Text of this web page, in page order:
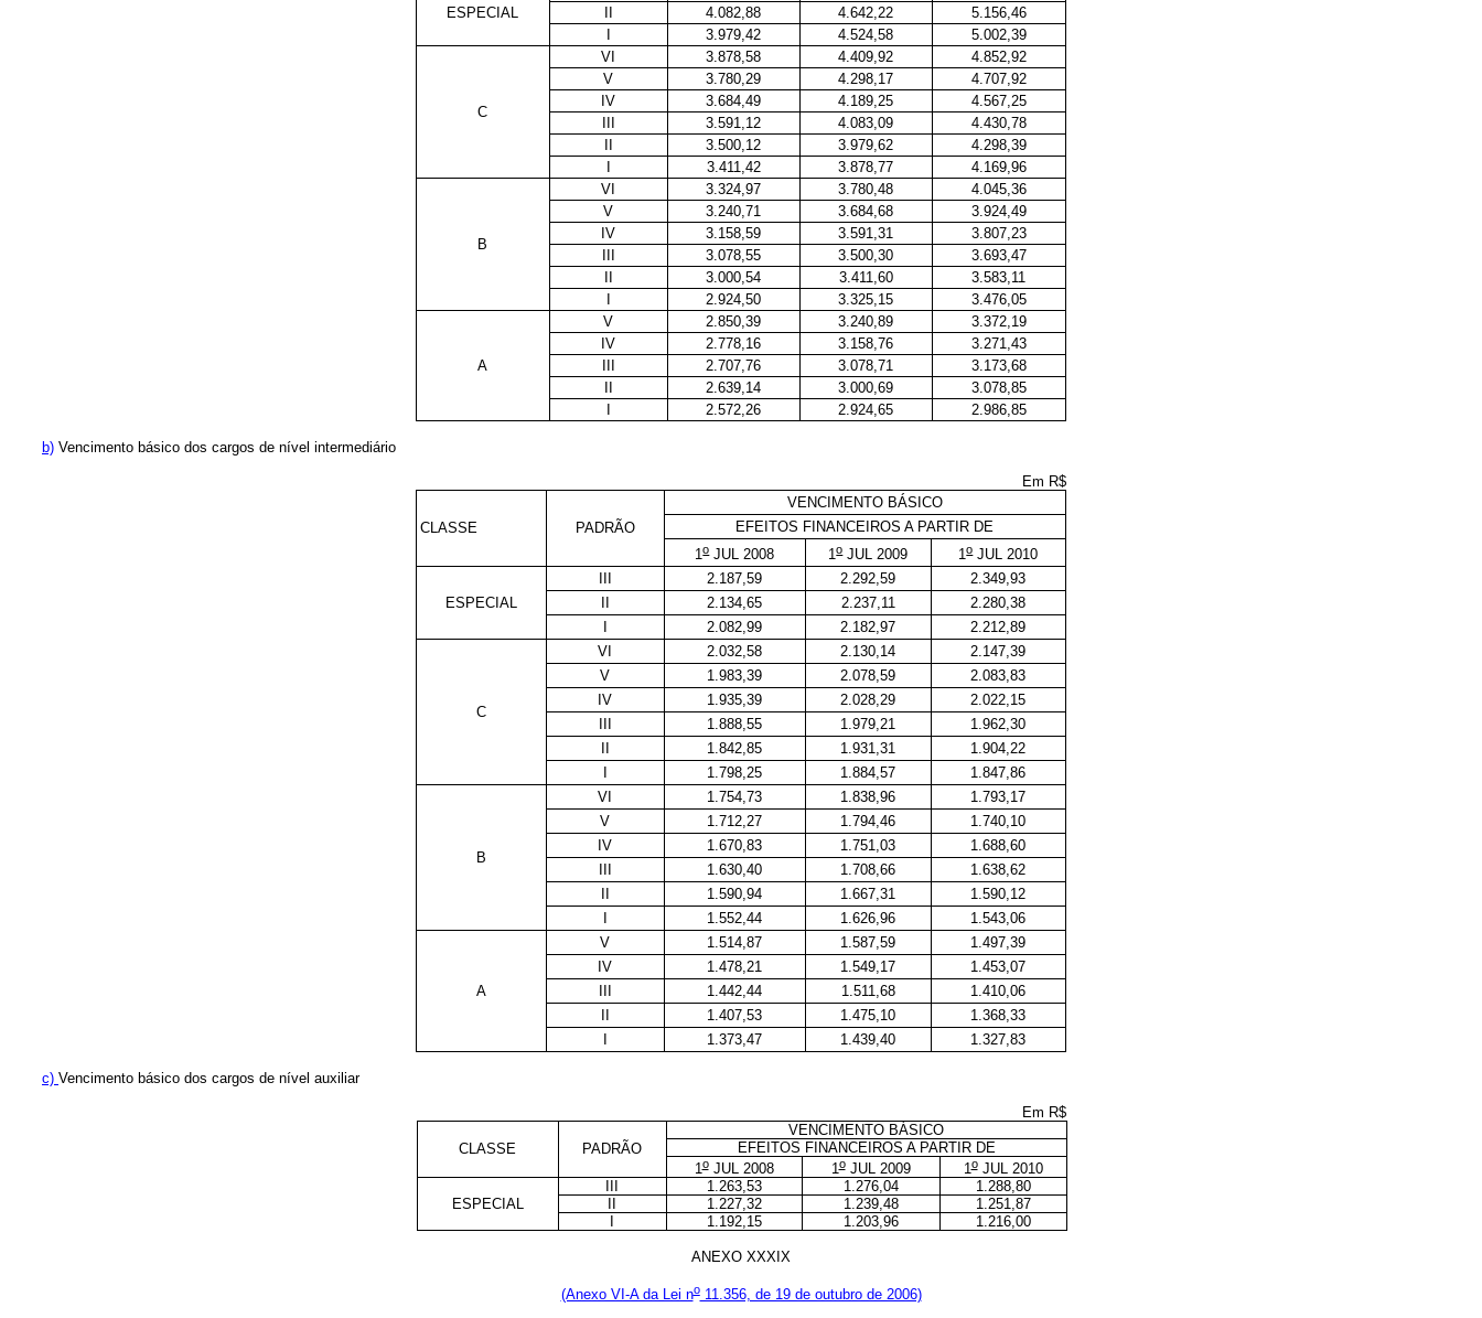
ESPECIAL
II
4.082,88 4.642,22
5.156,46
I
3.979,42 4.524,58 5.002,39
C
VI 3.878,58 4.409,92
4.852,92
V
3.780,29 4.298,17
4.707,92
IV
3.684,49 4.189,25
4.567,25
III
3.591,12 4.083,09
4.430,78
II
3.500,12 3.979,62
4.298,39
I
3.411,42 3.878,77 4.169,96
B
VI 3.324,97 3.780,48
4.045,36
V
3.240,71 3.684,68
3.924,49
IV
3.158,59 3.591,31
3.807,23
III
3.078,55 3.500,30
3.693,47
II
3.000,54 3.411,60
3.583,11
I
2.924,50 3.325,15 3.476,05
A
V 2.850,39 3.240,89
3.372,19
IV
2.778,16 3.158,76
3.271,43
III
2.707,76 3.078,71
3.173,68
II
2.639,14 3.000,69
3.078,85
I
2.572,26 2.924,65 2.986,85
b) Vencimento básico dos cargos de nível intermediário
Em R$
CLASSE PADRÃO
VENCIMENTO BÁSICO
EFEITOS FINANCEIROS A PARTIR DE
1oJUL 2008 1oJUL 2009 1oJUL 2010
ESPECIAL
III 2.187,59 2.292,59
2.349,93
II
2.134,65 2.237,11
2.280,38
I
2.082,99 2.182,97 2.212,89
C
VI 2.032,58 2.130,14
2.147,39
V
1.983,39 2.078,59
2.083,83
IV
1.935,39 2.028,29
2.022,15
III
1.888,55 1.979,21
1.962,30
II
1.842,85 1.931,31
1.904,22
I
1.798,25 1.884,57 1.847,86
B
VI 1.754,73 1.838,96
1.793,17
V
1.712,27 1.794,46
1.740,10
IV
1.670,83 1.751,03
1.688,60
III
1.630,40 1.708,66
1.638,62
II
1.590,94 1.667,31
1.590,12
I
1.552,44 1.626,96 1.543,06
A
V 1.514,87 1.587,59
1.497,39
IV
1.478,21 1.549,17
1.453,07
III
1.442,44 1.511,68
1.410,06
II
1.407,53 1.475,10
1.368,33
I
1.373,47 1.439,40 1.327,83
c) Vencimento básico dos cargos de nível auxiliar
Em R$
CLASSE PADRÃO
VENCIMENTO BÁSICO
EFEITOS FINANCEIROS A PARTIR DE
1oJUL 2008 1oJUL 2009 1oJUL 2010
ESPECIAL
III 1.263,53 1.276,04
1.288,80
II
1.227,32 1.239,48
1.251,87
I
1.192,15 1.203,96 1.216,00
ANEXO XXXIX
(Anexo VI-A da Lei no11.356, de 19 de outubro de 2006)